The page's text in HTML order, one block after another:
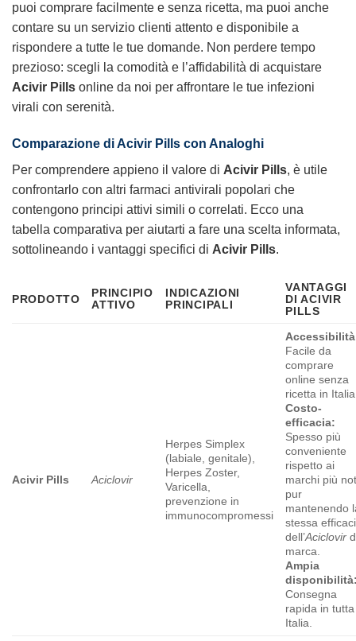
puoi comprare facilmente e senza ricetta, ma puoi anche
contare su un servizio clienti attento e disponibile a
rispondere a tutte le tue domande. Non perdere tempo
prezioso: scegli la comodità e l’affidabilità di acquistare
Acivir Pills online da noi per affrontare le tue infezioni
virali con serenità.
Comparazione di Acivir Pills con Analoghi
Per comprendere appieno il valore di Acivir Pills, è utile
confrontarlo con altri farmaci antivirali popolari che
contengono principi attivi simili o correlati. Ecco una
tabella comparativa per aiutarti a fare una scelta informata,
sottolineando i vantaggi specifici di Acivir Pills.
PRODOTTO
PRINCIPIO
ATTIVO
INDICAZIONI
PRINCIPALI
VANTAGGI
DI ACIVIR
PILLS
Acivir Pills Aciclovir
Herpes Simplex
(labiale, genitale),
Herpes Zoster,
Varicella,
prevenzione in
immunocompromessi
Facile da
comprare
online senza
ricetta in
Costo-
efficacia:
Spesso più
conveniente
rispetto ai
marchi più
pur
mantenendo
stessa
dell’Aciclovir
marca.
Ampia
Consegna
rapida in tutta
Italia.